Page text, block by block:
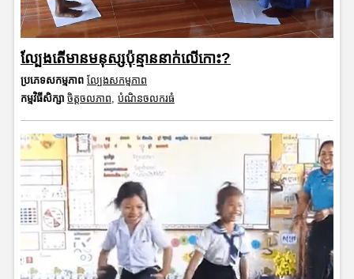
ល្បែងតើមានមនុស្សប៉ុន្មាននាក់លើកោះ?
ប្រភេទសកម្មភាព ល្បែងសកម្មភាព
កម្មវិធីសិក្សា ចិត្តចលភាព បំណិនចលករធំ